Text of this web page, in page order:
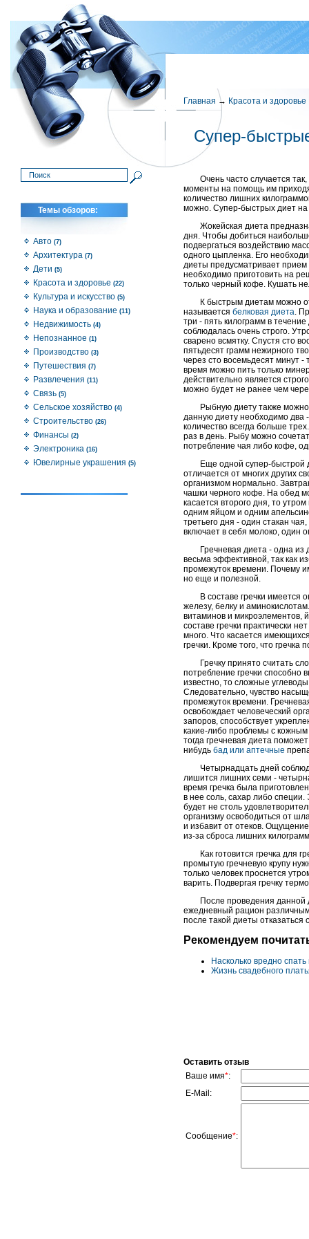
Темы обзоров:
Авто (7)
Архитектура (7)
Дети (5)
Красота и здоровье (22)
Культура и искусство (5)
Наука и образование (11)
Недвижимость (4)
Непознанное (1)
Производство (3)
Путешествия (7)
Развлечения (11)
Связь (5)
Сельское хозяйство (4)
Строительство (26)
Финансы (2)
Электроника (16)
Ювелирные украшения (5)
Главная → Красота и здоровье
Супер-
Очень часто случается
моменты на помощь им
количество лишних
можно. Супер-быстрых диет на
Жокейская диета
дня. Чтобы добиться
подвергаться воздействию
одного цыпленка. Его
диеты предусматривает прием
необходимо приготовить на
только черный кофе. Кушать
К быстрым диетам можно
называется белковая диета.
три - пять килограмм в
соблюдалась очень строго.
сварено всмятку. Спустя сто
пятьдесят грамм нежирного
через сто восемьдесят минут -
время можно пить только
действительно является
можно будет не ранее чем
Рыбную диету также
данную диету необходимо два
количество всегда больше
раз в день. Рыбу можно
потребление чая либо кофе,
Еще одной супер-быстрой
отличается от многих других
организмом нормально.
чашки черного кофе. На обед
касается второго дня, то
одним яйцом и одним
третьего дня - один стакан
включает в себя молоко, один
Гречневая диета - одна из
весьма эффективной, так как
промежуток времени. Почему
но еще и полезной.
В составе гречки имеется
железу, белку и
витаминов и микроэлементов,
составе гречки практически
много. Что касается
гречки. Кроме того, что гречка
Гречку принято считать
потребление гречки способно
известно, то сложные
Следовательно, чувство
промежуток времени.
освобождает человеческий
запоров, способствует
какие-либо проблемы с
тогда гречневая диета
нибудь бад или аптечные
Четырнадцать дней
лишится лишних семи -
время гречка была
в нее соль, сахар либо специи.
будет не столь
организму освободиться от
и избавит от отеков. Ощущение
из-за сброса лишних
Как готовится гречка для
промытую гречневую крупу
только человек проснется
варить. Подвергая гречку
После проведения данной
ежедневный рацион
после такой диеты отказаться
Рекомендуем
Насколько вредно спать
Жизнь свадебного
Оставить отзыв
Ваше имя*:
E-Mail:
Сообщение*: